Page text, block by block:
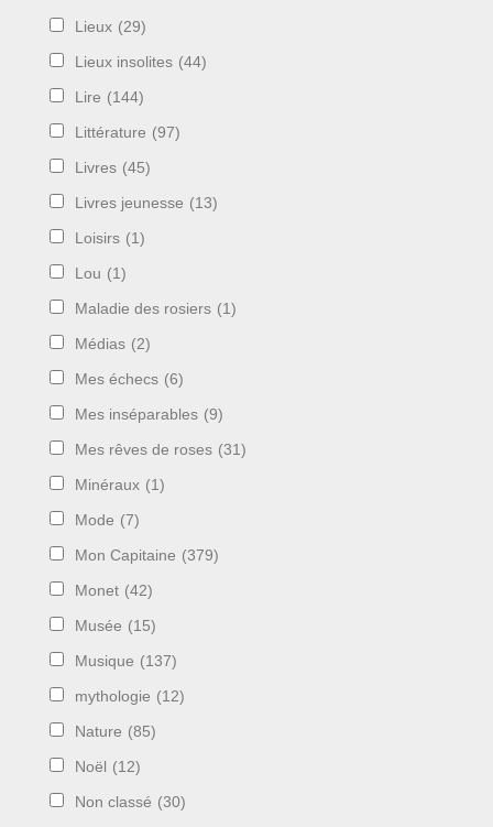
Lieux (29)
Lieux insolites (44)
Lire (144)
Littérature (97)
Livres (45)
Livres jeunesse (13)
Loisirs (1)
Lou (1)
Maladie des rosiers (1)
Médias (2)
Mes échecs (6)
Mes inséparables (9)
Mes rêves de roses (31)
Minéraux (1)
Mode (7)
Mon Capitaine (379)
Monet (42)
Musée (15)
Musique (137)
mythologie (12)
Nature (85)
Noël (12)
Non classé (30)